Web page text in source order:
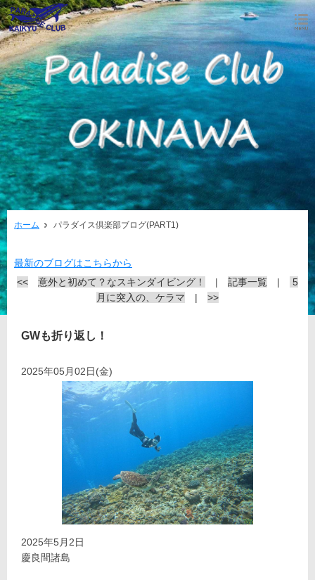
ホーム パラダイス倶楽部ブログ(PART1)
最新のブログはこちらから
<<
意外と初めて？なスキンダイビング！ | 記事一覧 |
5
月に突入の、ケラマ | >>
GWも折り返し！
2025年05月02日(金)
2025年5月2日
慶良間諸島